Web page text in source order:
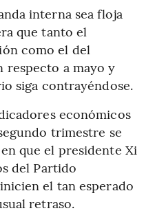
interna sea floja
que tanto el
como el del
respecto a mayo y
siga contrayéndose.
económicos
trimestre se
que el presidente Xi
del Partido
el tan esperado
retraso.